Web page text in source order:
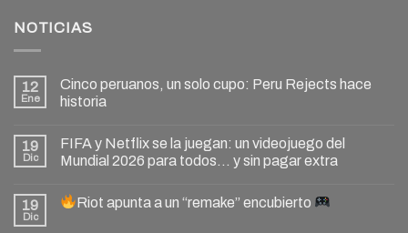
NOTICIAS
12
Ene
Cinco peruanos, un solo cupo: Peru Rejects hace
historia
19
Dic
FIFA y Netflix se la juegan: un videojuego del
Mundial 2026 para todos… y sin pagar extra
19
Dic
Riot apunta a un “remake” encubierto